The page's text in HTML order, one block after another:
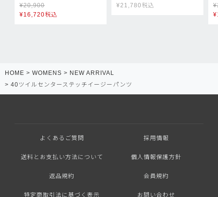
¥20,900
¥16,720税込
¥21,780 税込 ¥
¥
HOME WOMENS
NEW ARRIVAL
40ツイルセンターステッチイージーパンツ
よくあるご質問 採用情報
送料とお支払い方法について 個人情報保護方針
返品規約 会員規約
特定商取引法に基づく表示 お問い合わせ